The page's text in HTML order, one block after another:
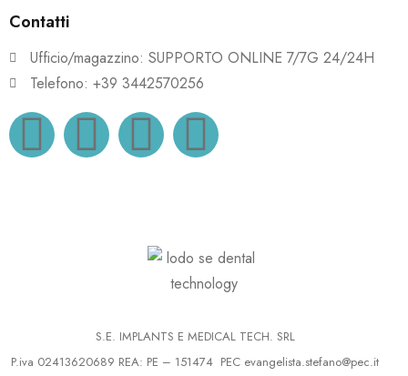
Contatti
Ufficio/magazzino: SUPPORTO ONLINE 7/7G 24/24H
Telefono: +39 3442570256
S.E. IMPLANTS E MEDICAL TECH. SRL
P.iva 02413620689 REA: PE – 151474 PEC evangelista.stefano@pec.it